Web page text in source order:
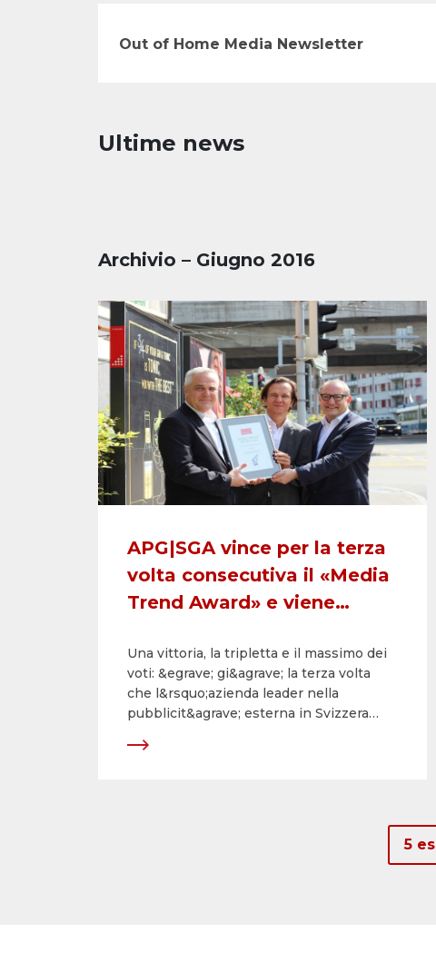
Out of Home Media Newsletter
Ultime news
Archivio – Giugno 2016
APG|SGA vince per la terza
volta consecutiva il «Media
Trend Award» e viene
fornitore di servizi media
del 2016
Una vittoria, la tripletta e il massimo dei
voti: &egrave; gi&agrave; la terza volta
che l&rsquo;azienda leader nella
pubblicit&agrave; esterna in Svizzera
Award&raquo; e premiata come miglior
5